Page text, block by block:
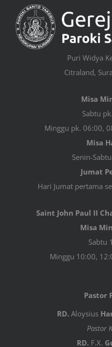
Puri Widya
Citraland,
Misa
Sabtu
Minggu pk. 06:00,
Misa
Senin-
Jumat
Hari Jumat pertama
Saint John Paul II
Misa
Sabtu
Minggu 10:00,
Pastor
RD.Aloysius
Pastor
RD. F.X.